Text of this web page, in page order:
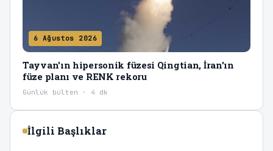
6 Ağustos 2026
Tayvan'ın hipersonik füzesi Qingtian, İran'ın
füze planı ve RENK rekoru
Günlük bülten · 4 dk
İlgili Başlıklar